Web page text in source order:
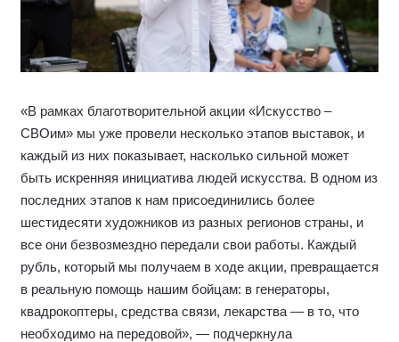
«В рамках благотворительной акции «Искусство –
СВОим» мы уже провели несколько этапов выставок, и
каждый из них показывает, насколько сильной может
быть искренняя инициатива людей искусства. В одном из
последних этапов к нам присоединились более
шестидесяти художников из разных регионов страны, и
все они безвозмездно передали свои работы. Каждый
рубль, который мы получаем в ходе акции, превращается
в реальную помощь нашим бойцам: в генераторы,
квадрокоптеры, средства связи, лекарства — в то, что
необходимо на передовой», — подчеркнула